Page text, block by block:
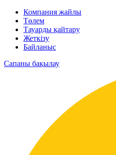
Компания жайлы
Төлем
Тауарды қайтару
Жеткізу
Байланыс
Сапаны бақылау